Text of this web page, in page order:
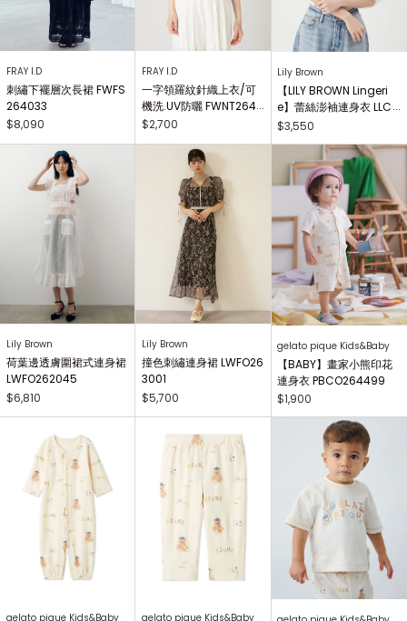
FRAY I.D
刺繡下襬層次長裙 FWFS
264033
$8,090
FRAY I.D
一字領羅紋針織上衣/可
機洗.UV防曬 FWNT2640
29
$2,700
Lily Brown
【LILY BROWN Lingeri
e】蕾絲澎袖連身衣 LLCO
262503
$3,550
Lily Brown
荷葉邊透膚圍裙式連身裙
LWFO262045
$6,810
Lily Brown
撞色刺繡連身裙 LWFO26
3001
$5,700
gelato pique Kids&Baby
【BABY】畫家小熊印花
連身衣 PBCO264499
$1,900
gelato pique Kids&Baby gelato pique Kids&Baby